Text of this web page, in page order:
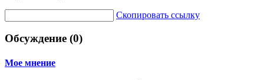
Скопировать ссылку
Обсуждение (0)
Мое мнение